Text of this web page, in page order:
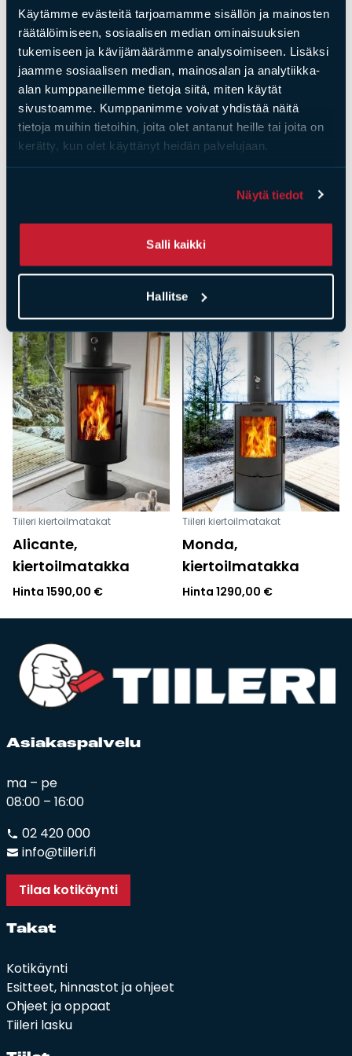
Käytämme evästeitä tarjoamamme sisällön ja mainosten
räätälöimiseen, sosiaalisen median ominaisuuksien
tukemiseen ja kävijämäärämme analysoimiseen. Lisäksi
jaamme sosiaalisen median, mainosalan ja analytiikka-
alan kumppaneillemme tietoja siitä, miten käytät
sivustoamme. Kumppanimme voivat yhdistää näitä
tietoja muihin tietoihin, joita olet antanut heille tai joita on
kerätty, kun olet käyttänyt heidän palvelujaan.
Näytä tiedot
Salli kaikki
Hallitse
Etna,
valurautakamiina
Hinta800,00€
Tiileri kiertoilmatakat
Palma,
kiertoilmatakka
Hinta2390,00€
Tiileri kiertoilmatakat
Alicante,
kiertoilmatakka
Hinta 1590,00 €
Tiileri kiertoilmatakat
Monda,
kiertoilmatakka
Hinta 1290,00 €
Asia­kas­pal­ve­lu
ma – pe
08:00 – 16:00
02 420 000
info@tiileri.fi
Tilaa kotikäynti
Ta­kat
Kotikäynti
Esitteet, hinnastot ja ohjeet
Ohjeet ja oppaat
Tiileri lasku